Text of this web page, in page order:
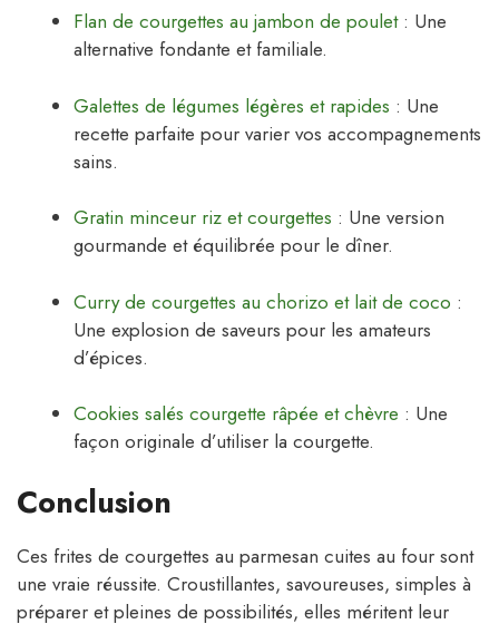
Flan de courgettes au jambon de poulet: Une
alternative fondante et familiale.
Galettes de légumes légères et rapides : Une
recette parfaite pour varier vos accompagnements
sains.
Gratin minceur riz et courgettes : Une version
gourmande et équilibrée pour le dîner.
Curry de courgettes au chorizo et lait de coco :
Une explosion de saveurs pour les amateurs
d’épices.
Cookies salés courgette râpée et chèvre : Une
façon originale d’utiliser la courgette.
Conclusion
Ces frites de courgettes au parmesan cuites au four sont
une vraie réussite. Croustillantes, savoureuses, simples à
préparer et pleines de possibilités, elles méritent leur